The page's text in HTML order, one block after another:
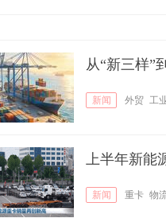
从“新三样”
新闻 外贸 工
上半年新能
新闻 重卡 物